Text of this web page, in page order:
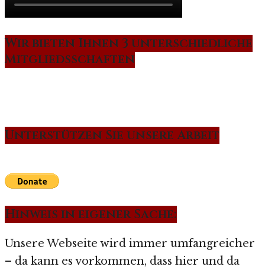
Wir bieten Ihnen 3 unterschiedliche
Mitgliedsschaften
Unterstützen Sie unsere Arbeit
Hinweis in eigener Sache:
Unsere Webseite wird immer umfangreicher
– da kann es vorkommen, dass hier und da